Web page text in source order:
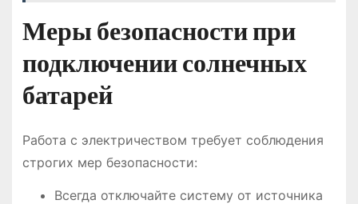
Меры безопасности при
подключении солнечных
батарей
Работа с электричеством требует соблюдения
строгих мер безопасности:
Всегда отключайте систему от источника